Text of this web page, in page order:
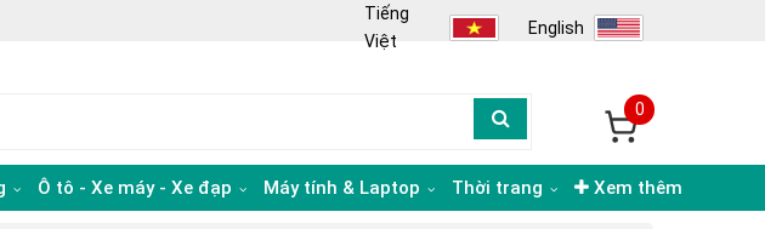
Tiếng
Việt
English
0
Ô tô - Xe máy - Xe đạp Máy tính & Laptop Thời trang Xem thêm